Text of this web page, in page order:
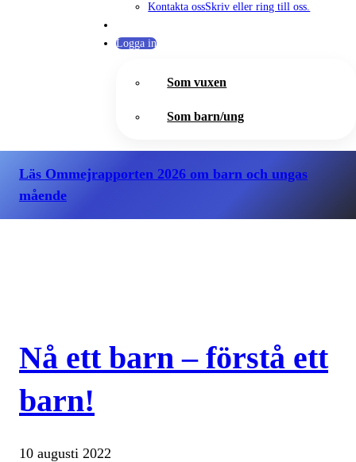
Kontakta ossSkriv eller ring till oss.
Logga in
Som vuxen
Som barn/ung
Läs Ommejrapporten 2026 om barn och ungas
mående
Nå ett barn – förstå ett
barn!
10 augusti 2022